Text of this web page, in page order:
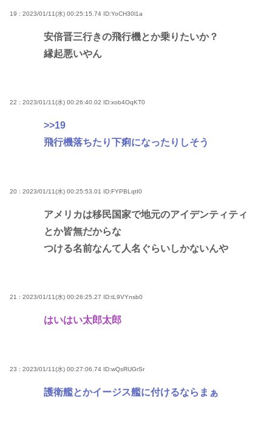
19 : 2023/01/11(水) 00:25:15.74 ID:YoCH30l1a
安倍晋三行きの飛行機とか乗りたいか？
縁起悪いやん
22 : 2023/01/11(水) 00:26:40.02 ID:xob4OqKT0
>>19
飛行機落ちたり下痢になったりしそう
20 : 2023/01/11(水) 00:25:53.01 ID:FYPBLqtI0
アメリカは移民国家で地元のアイデンティティ
とか皆無だからな
つける名前なんて人名ぐらいしかないんや
21 : 2023/01/11(水) 00:26:25.27 ID:tL9VYnsb0
はいはい太郎太郎
23 : 2023/01/11(水) 00:27:06.74 ID:wQsRUGrSr
護衛艦とかイージス艦に付けるならまぁ